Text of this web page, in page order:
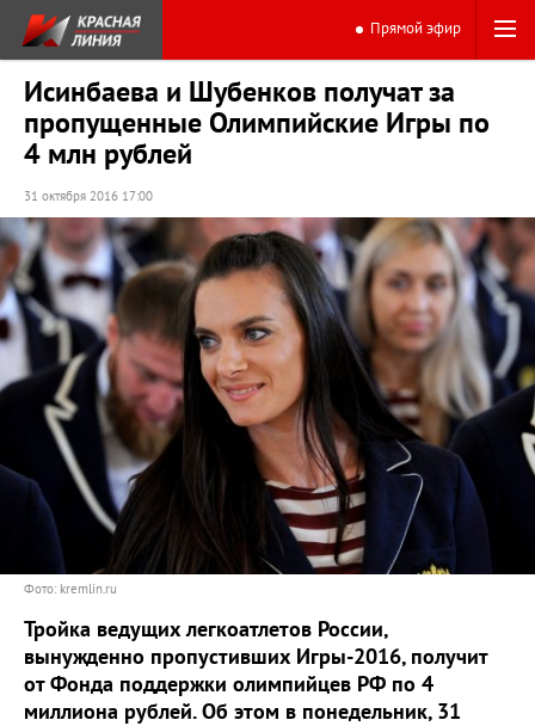
Прямой эфир
Исинбаева и Шубенков получат за
пропущенные Олимпийские Игры по
4 млн рублей
31 октября 2016 17:00
Фото: kremlin.ru
Тройка ведущих легкоатлетов России,
вынужденно пропустивших Игры-2016, получит
от Фонда поддержки олимпийцев РФ по 4
миллиона рублей. Об этом в понедельник, 31